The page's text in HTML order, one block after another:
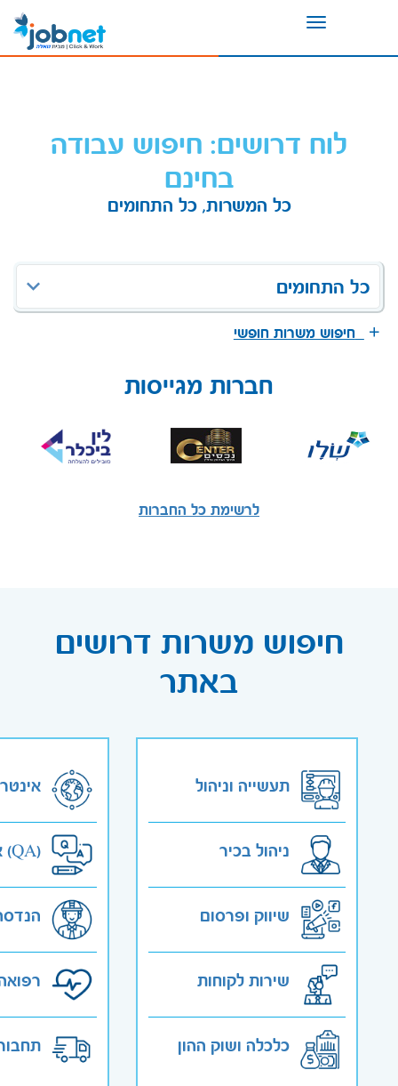
Toggle
לוח דרושים: חיפוש עבודה
בחינם
כל המשרות, כל התחומים
כל התחומים
חיפוש משרות חופשי
חברות מגייסות
לרשימת כל החברות
חיפוש משרות דרושים
באתר
תעשייה וניהול
ניהול בכיר
שיווק ופרסום
שירות לקוחות
כלכלה ושוק ההון
אבטחת איכות (QA)